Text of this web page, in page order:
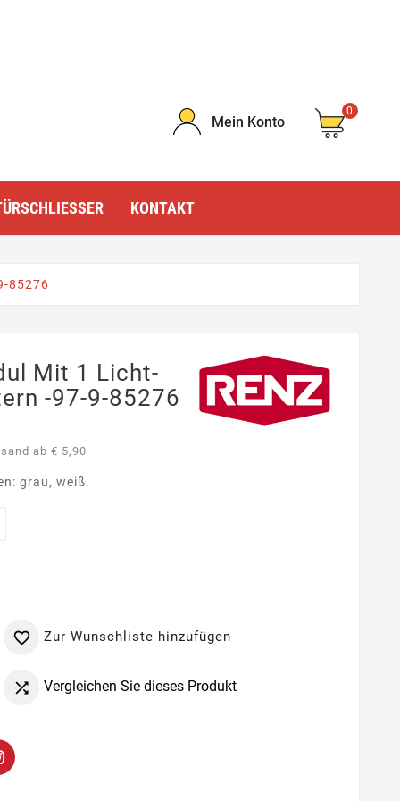
Mein Konto
0
KONTAKT
85276
Mit 1 Licht-
-97-9-85276
ab € 5,90
grau, weiß.
 Zur Wunschliste hinzufügen
 Vergleichen Sie dieses Produkt